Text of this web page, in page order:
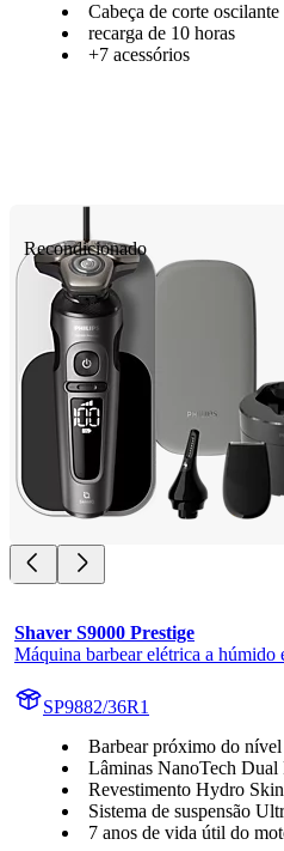
Cabeça de corte oscilante
recarga de 10 horas
+7 acessórios
Recondicionado
Shaver S9000 Prestige
Máquina barbear elétrica a húmido
SP9882/36R1
Barbear próximo do nível
Lâminas NanoTech Dual
Revestimento Hydro
Sistema de suspensão
7 anos de vida útil do